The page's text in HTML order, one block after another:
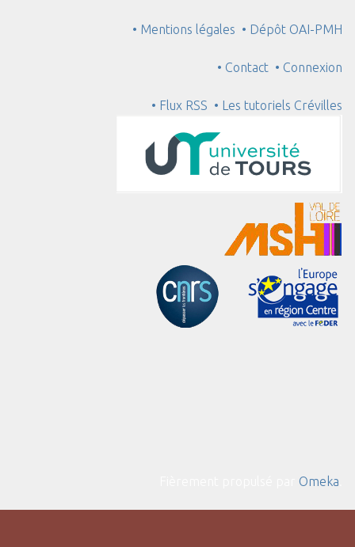
• Mentions légales • Dépôt OAI-PMH
• Contact • Connexion
• Flux RSS • Les tutoriels Crévilles
Omeka